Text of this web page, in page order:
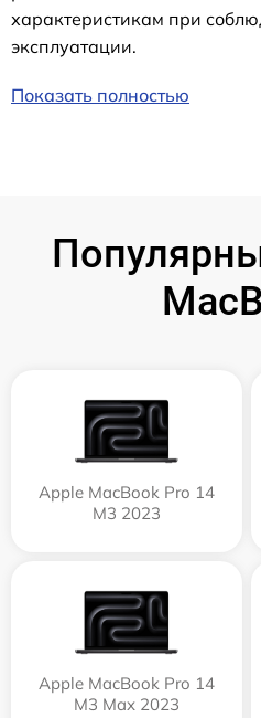
характеристикам при
эксплуатации.
Показать полностью
Apple MacBook Pro 14
M3 2023
Apple MacBook Pro 14
M3 Max 2023